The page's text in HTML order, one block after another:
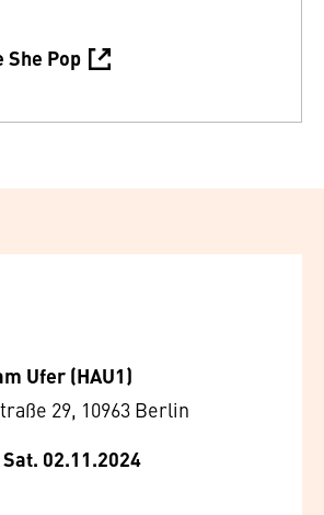
She Pop
Ufer (HAU1)
29, 10963 Berlin
02.11.2024